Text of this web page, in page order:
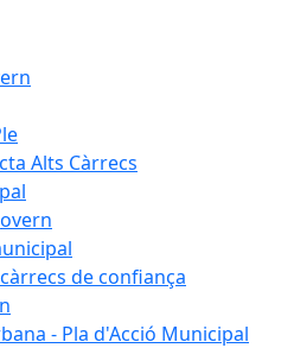
Alts Càrrecs
de confiança
- Pla d'Acció Municipal